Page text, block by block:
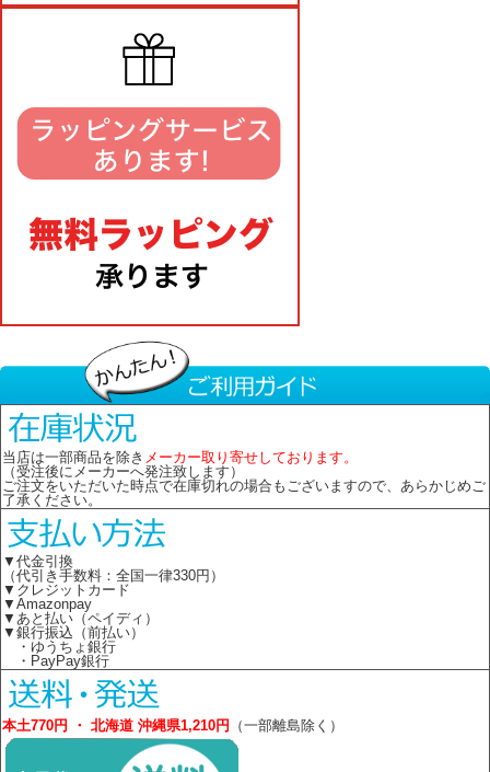
当店は一部商品を除き メーカー取り寄せしております。
（受注後にメーカーへ発注致します）
ご注文をいただいた時点で在庫切れの場合もございますので、あらかじめご
了承ください。
▼代金引換
（代引き手数料：全国一律330円）
▼クレジットカード
▼Amazonpay
▼あと払い（ペイディ）
▼銀行振込（前払い）
・ゆうちょ銀行
・PayPay銀行
本土770円 ・ 北海道 沖縄県1,210円 （一部離島除く）